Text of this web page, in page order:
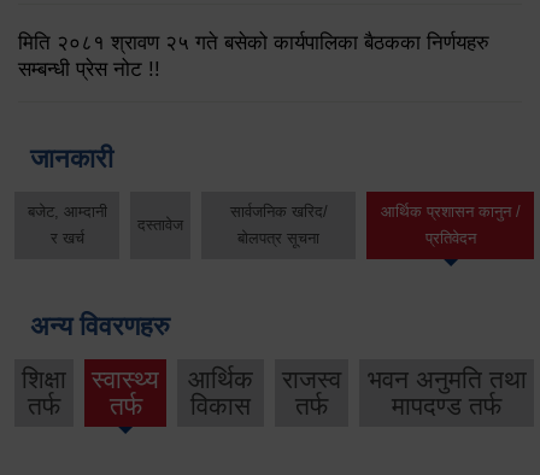
मिति २०८१ श्रावण २५ गते बसेको कार्यपालिका बैठकका निर्णयहरु
सम्बन्धी प्रेस नोट !!
जानकारी
बजेट, आम्दानी
र खर्च
दस्तावेज
सार्वजनिक खरिद/
बोलपत्र सूचना
आर्थिक प्रशासन कानुन /
प्रतिवेदन
अन्य विवरणहरु
शिक्षा
तर्फ
स्वास्थ्य
तर्फ
आर्थिक
विकास
राजस्व
तर्फ
भवन अनुमति तथा
मापदण्ड तर्फ